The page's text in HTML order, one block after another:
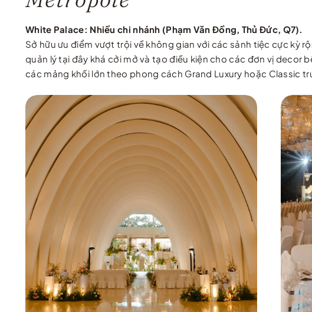
White Palace: Nhiều chi nhánh (Phạm Văn Đồng, Thủ Đức, Q7).
Sở hữu ưu điểm vượt trội về không gian với các sảnh tiệc cực kỳ
quản lý tại đây khá cởi mở và tạo điều kiện cho các đơn vị
các mảng khối lớn theo phong cách Grand Luxury hoặc Classic